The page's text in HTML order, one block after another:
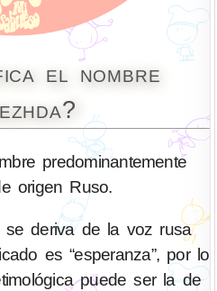
el nombre
predominantemente
origen Ruso.
se deriva de la voz rusa
es “esperanza”, por lo
puede ser la de